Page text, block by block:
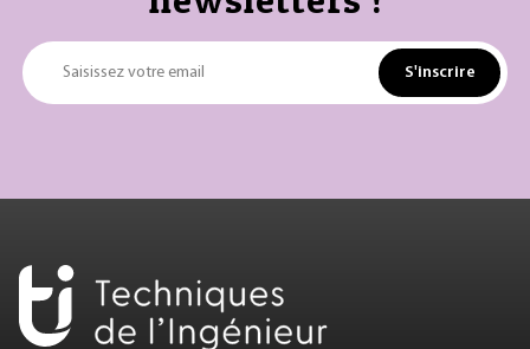
Saisissez votre email S'inscrire